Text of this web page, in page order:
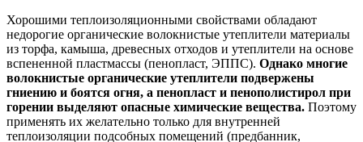
Хорошими теплоизоляционными свойствами обладают
недорогие органические волокнистые утеплители материалы
из торфа, камыша, древесных отходов и утеплители на основе
вспененной пластмассы (пенопласт, ЭППС). Однако многие
волокнистые органические утеплители подвержены
гниению и боятся огня, а пенопласт и пенополистирол при
горении выделяют опасные химические вещества. Поэтому
применять их желательно только для внутренней
теплоизоляции подсобных помещений (предбанник,